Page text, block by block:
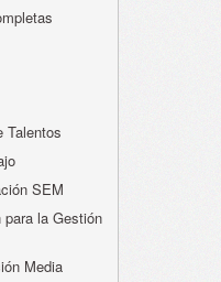
Talentos
SEM
la Gestión
Media